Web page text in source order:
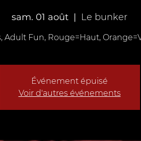
sam. 01 août
  |
Le bunker
Adult Fun, Rouge=Haut,
Événement épuisé
Voir d'autres événements